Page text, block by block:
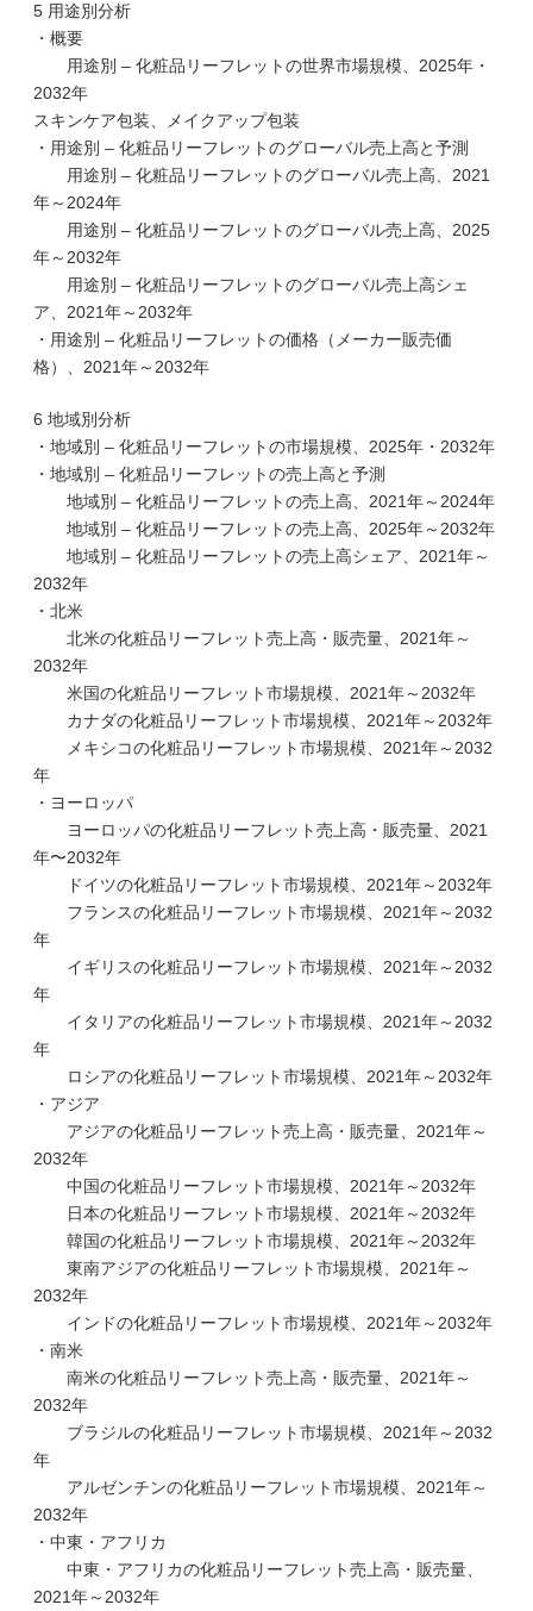
5 用途別分析
・概要
用途別 – 化粧品リーフレットの世界市場規模、2025年・
2032年
スキンケア包装、メイクアップ包装
・用途別 – 化粧品リーフレットのグローバル売上高と予測
用途別 – 化粧品リーフレットのグローバル売上高、2021
年～2024年
用途別 – 化粧品リーフレットのグローバル売上高、2025
年～2032年
用途別 – 化粧品リーフレットのグローバル売上高シェ
ア、2021年～2032年
・用途別 – 化粧品リーフレットの価格（メーカー販売価
格）、2021年～2032年
6 地域別分析
・地域別 – 化粧品リーフレットの市場規模、2025年・2032年
・地域別 – 化粧品リーフレットの売上高と予測
地域別 – 化粧品リーフレットの売上高、2021年～2024年
地域別 – 化粧品リーフレットの売上高、2025年～2032年
地域別 – 化粧品リーフレットの売上高シェア、2021年～
2032年
・北米
北米の化粧品リーフレット売上高・販売量、2021年～
2032年
米国の化粧品リーフレット市場規模、2021年～2032年
カナダの化粧品リーフレット市場規模、2021年～2032年
メキシコの化粧品リーフレット市場規模、2021年～2032
年
・ヨーロッパ
ヨーロッパの化粧品リーフレット売上高・販売量、2021
年〜2032年
ドイツの化粧品リーフレット市場規模、2021年～2032年
フランスの化粧品リーフレット市場規模、2021年～2032
年
イギリスの化粧品リーフレット市場規模、2021年～2032
年
イタリアの化粧品リーフレット市場規模、2021年～2032
年
ロシアの化粧品リーフレット市場規模、2021年～2032年
・アジア
アジアの化粧品リーフレット売上高・販売量、2021年～
2032年
中国の化粧品リーフレット市場規模、2021年～2032年
日本の化粧品リーフレット市場規模、2021年～2032年
韓国の化粧品リーフレット市場規模、2021年～2032年
東南アジアの化粧品リーフレット市場規模、2021年～
2032年
インドの化粧品リーフレット市場規模、2021年～2032年
・南米
南米の化粧品リーフレット売上高・販売量、2021年～
2032年
ブラジルの化粧品リーフレット市場規模、2021年～2032
年
アルゼンチンの化粧品リーフレット市場規模、2021年～
2032年
・中東・アフリカ
中東・アフリカの化粧品リーフレット売上高・販売量、
2021年～2032年